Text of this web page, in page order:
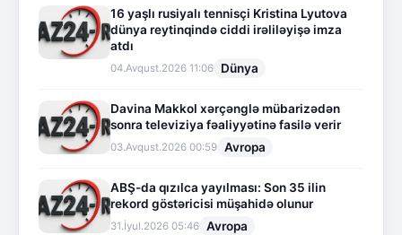
16 yaşlı rusiyalı tennisçi Kristina Lyutova
dünya reytinqində ciddi irəliləyişə imza
atdı
04.Avqust.2026 11:06 Dünya
Davina Makkol xərçənglə mübarizədən
sonra televiziya fəaliyyətinə fasilə verir
03.Avqust.2026 00:59 Avropa
ABŞ-da qızılca yayılması: Son 35 ilin
rekord göstəricisi müşahidə olunur
31.İyul.2026 05:46 Avropa